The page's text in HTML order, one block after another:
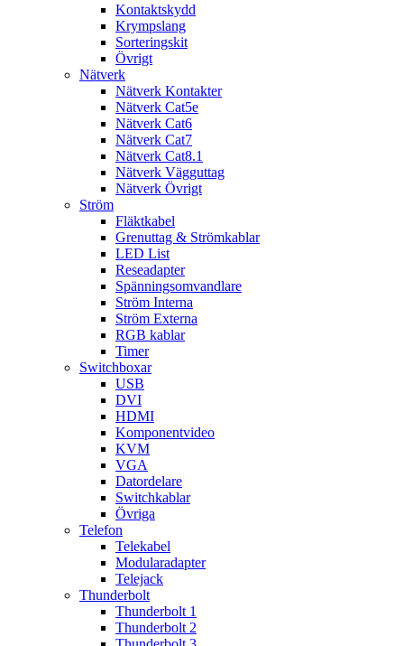
Kontaktskydd
Krympslang
Sorteringskit
Övrigt
Nätverk
Nätverk Kontakter
Nätverk Cat5e
Nätverk Cat6
Nätverk Cat7
Nätverk Cat8.1
Nätverk Vägguttag
Nätverk Övrigt
Ström
Fläktkabel
Grenuttag & Strömkablar
LED List
Reseadapter
Spänningsomvandlare
Ström Interna
Ström Externa
RGB kablar
Timer
Switchboxar
USB
DVI
HDMI
Komponentvideo
KVM
VGA
Datordelare
Switchkablar
Övriga
Telefon
Telekabel
Modularadapter
Telejack
Thunderbolt
Thunderbolt 1
Thunderbolt 2